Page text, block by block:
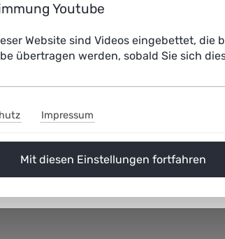
in der KI-gestützten Pathologie
Youtube
Website sind Videos eingebettet, die
übertragen werden, sobald Sie sich
Impressum
Mit diesen Einstellungen fortfahren